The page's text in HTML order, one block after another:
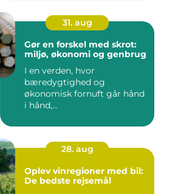
31. aug
Gør en forskel med skrot:
miljø, økonomi og genbrug
I en verden, hvor
bæredygtighed og
økonomisk fornuft går hånd
i hånd,...
28. aug
Oplev vinregioner med bil:
De bedste rejsemål